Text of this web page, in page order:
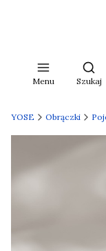
Menu Szukaj
YOSE Obrączki